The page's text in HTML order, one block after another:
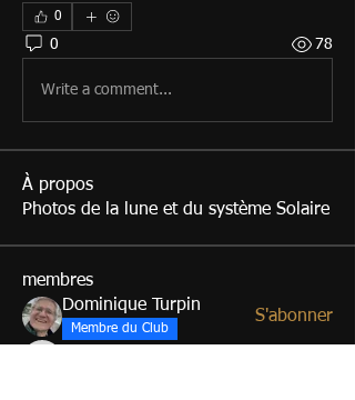
0
0 78
Write a comment...
À propos
Photos de la lune et du système Solaire
membres
Dominique Turpin
Membre du Club
S'abonner